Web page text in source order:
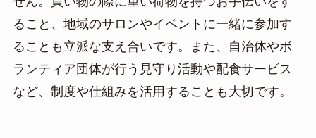
ること、地域のサロンやイベントに一緒に参加す
ることも立派な支え合いです。また、自治体やボ
ランティア団体が行う見守り活動や配食サービス
など、制度や仕組みを活用することも大切です。